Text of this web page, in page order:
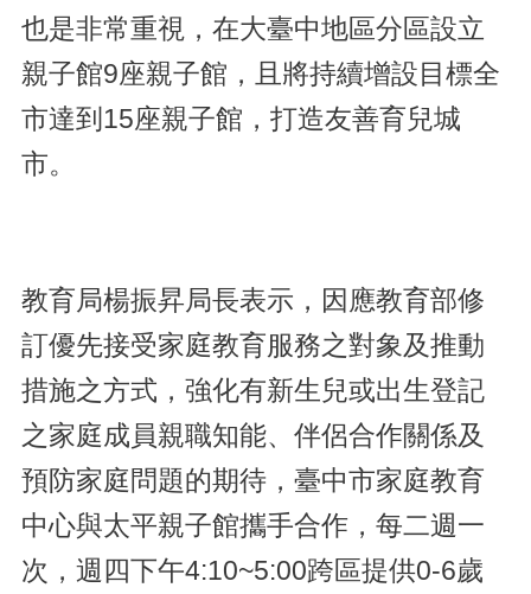
也是非常重視，在大臺中地區分區設立
親子館9座親子館，且將持續增設目標全
市達到15座親子館，打造友善育兒城
市。
教育局楊振昇局長表示，因應教育部修
訂優先接受家庭教育服務之對象及推動
措施之方式，強化有新生兒或出生登記
之家庭成員親職知能、伴侶合作關係及
預防家庭問題的期待，臺中市家庭教育
中心與太平親子館攜手合作，每二週一
次，週四下午4:10~5:00跨區提供0-6歲